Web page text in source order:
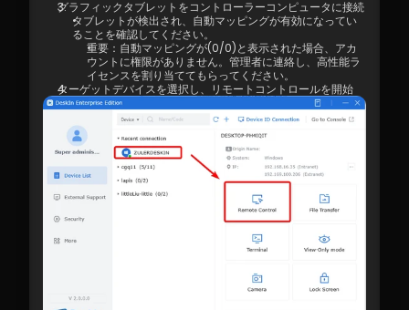
グラフィックタブレットをコントローラーコンピュータに接続
タブレットが検出され、自動マッピングが有効になってい
ることを確認してください。
重要：自動マッピングが(0/0)と表示された場合、アカ
ウントに権限がありません。管理者に連絡し、高性能ラ
イセンスを割り当ててもらってください。
ターゲットデバイスを選択し、リモートコントロールを開始